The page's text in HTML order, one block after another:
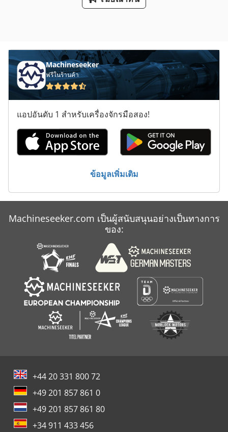
Machineseeker
ฟรีในร้านค้า
แอปอันดับ 1 สำหรับเครื่องจักรมือสอง!
ข้อมูลเพิ่มเติม
Machineseeker.com เป็นผู้สนับสนุนอย่างเป็นทางการ
ของ:
+44 20 331 800 72
+49 201 857 861 0
+49 201 857 861 80
+34 911 433 456